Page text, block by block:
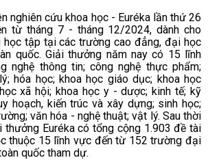
nghiên cứu khoa học - Euréka lần thứ 26
từ tháng 7 - tháng 12/2024, dành cho
học tập tại các trường cao đẳng, đại học
quốc. Giải thưởng năm nay có 15 lĩnh
nghệ thông tin; công nghệ thực phẩm;
hóa học; khoa học giáo dục; khoa học
xã hội; khoa học y - dược; kinh tế; kỹ
hoạch, kiến trúc và xây dựng; sinh học;
văn hóa - nghệ thuật; vật lý. Sau thời
thưởng Euréka có tổng cộng 1.903 đề tài
thuộc 15 lĩnh vực đến từ 152 trường đại
quốc tham dự.